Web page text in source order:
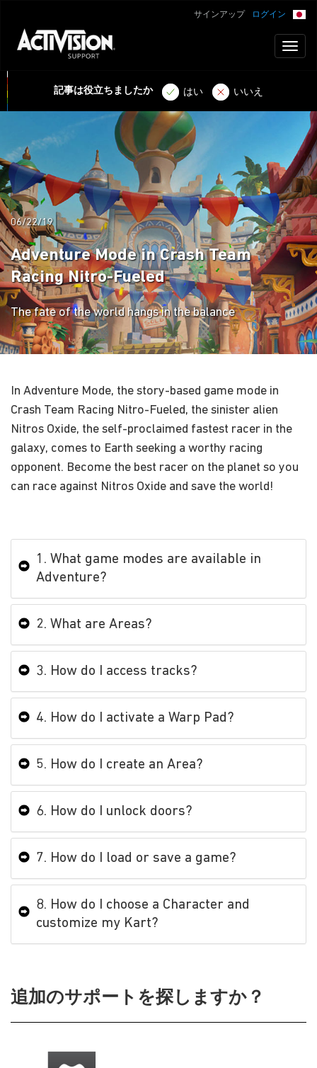
ログイン
サインアップ
記事は役立ちましたか はい いいえ
06/22/19
Adventure Mode in Crash Team
Racing Nitro-Fueled
The fate of the world hangs in the balance
In Adventure Mode, the story-based game mode in
Crash Team Racing Nitro-Fueled, the sinister alien
Nitros Oxide, the self-proclaimed fastest racer in the
galaxy, comes to Earth seeking a worthy racing
opponent. Become the best racer on the planet so you
can race against Nitros Oxide and save the world!
1. What game modes are available in
Adventure?
2. What are Areas?
3. How do I access tracks?
4. How do I activate a Warp Pad?
5. How do I create an Area?
6. How do I unlock doors?
7. How do I load or save a game?
8. How do I choose a Character and
customize my Kart?
追加のサポートを探しますか？